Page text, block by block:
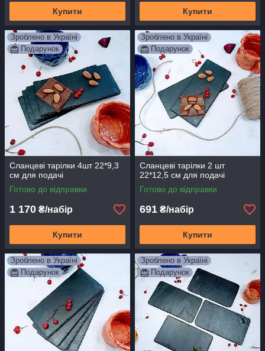
Купити Купити
Зроблено в Україні
Подарунок
Сланцеві тарілки 4шт 22*9,3
см для подачі
Готово до відправки
1 170 ₴/набір
Купити
Зроблено в Україні
Подарунок
Сланцеві тарілки 2 шт
22*12,5 см для подачі
Готово до відправки
691 ₴/набір
Купити
Зроблено в Україні
Подарунок
Зроблено в Україні
Подарунок